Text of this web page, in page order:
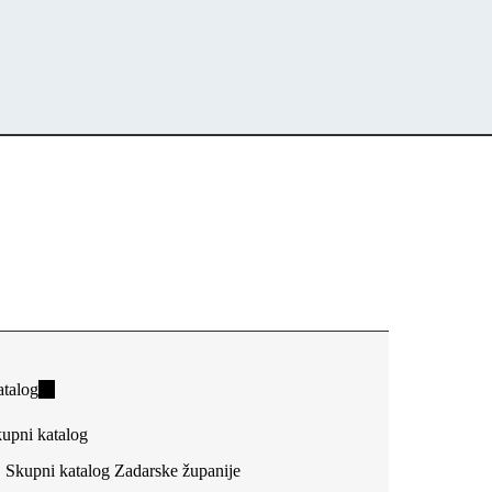
(link
external)
katalog
Skupni katalog Zadarske županije